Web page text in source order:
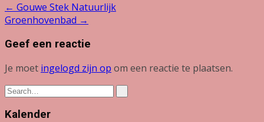
← Gouwe Stek Natuurlijk
Groenhovenbad →
Geef een reactie
Je moet ingelogd zijn op om een reactie te plaatsen.
Kalender